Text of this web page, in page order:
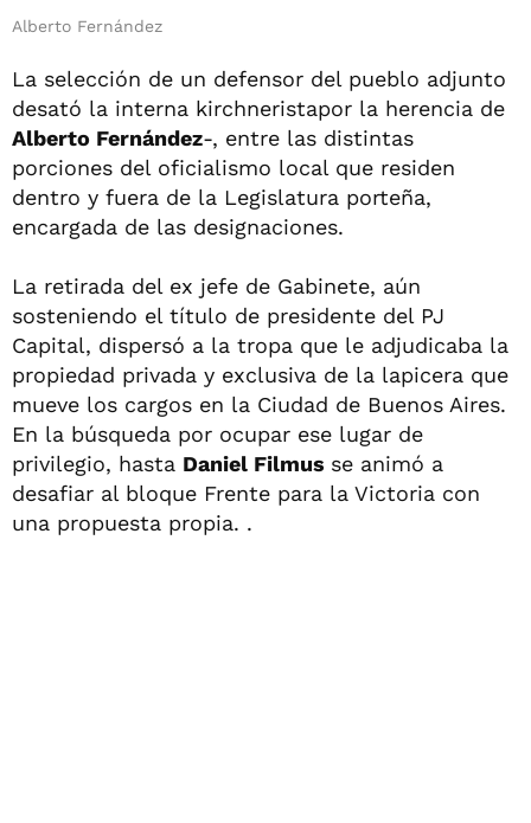
Alberto Fernández
La selección de un defensor del pueblo adjunto
desató la interna kirchneristapor la herencia de
Alberto Fernández-, entre las distintas
porciones del oficialismo local que residen
dentro y fuera de la Legislatura porteña,
encargada de las designaciones.
La retirada del ex jefe de Gabinete, aún
sosteniendo el título de presidente del PJ
Capital, dispersó a la tropa que le adjudicaba la
propiedad privada y exclusiva de la lapicera que
mueve los cargos en la Ciudad de Buenos Aires.
En la búsqueda por ocupar ese lugar de
privilegio, hasta Daniel Filmus se animó a
desafiar al bloque Frente para la Victoria con
una propuesta propia. .